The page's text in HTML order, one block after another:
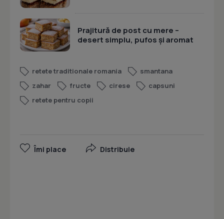
Prajitură de post cu mere –
desert simplu, pufos și aromat
retete traditionale romania
smantana
zahar
fructe cirese
capsuni
retete pentru copii
Îmi place Distribuie